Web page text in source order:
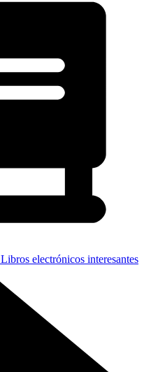
Libros electrónicos interesantes